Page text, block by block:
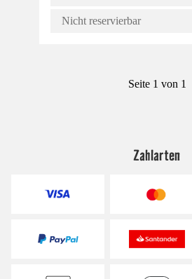
Nicht reservierbar
Seite 1 von 1
Zahlarten